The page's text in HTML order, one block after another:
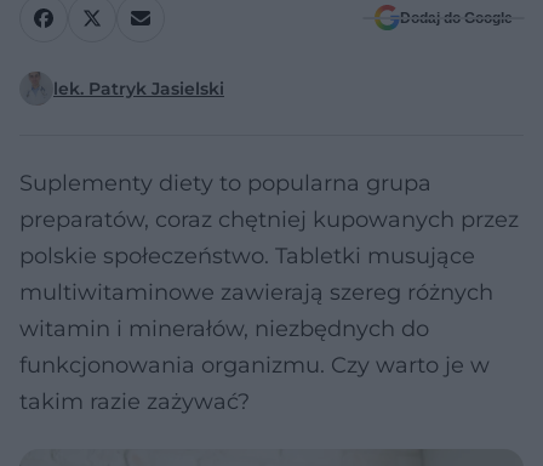
Dodaj do Google
lek. Patryk Jasielski
Suplementy diety to popularna grupa
preparatów, coraz chętniej kupowanych przez
polskie społeczeństwo. Tabletki musujące
multiwitaminowe zawierają szereg różnych
witamin i minerałów, niezbędnych do
funkcjonowania organizmu. Czy warto je w
takim razie zażywać?